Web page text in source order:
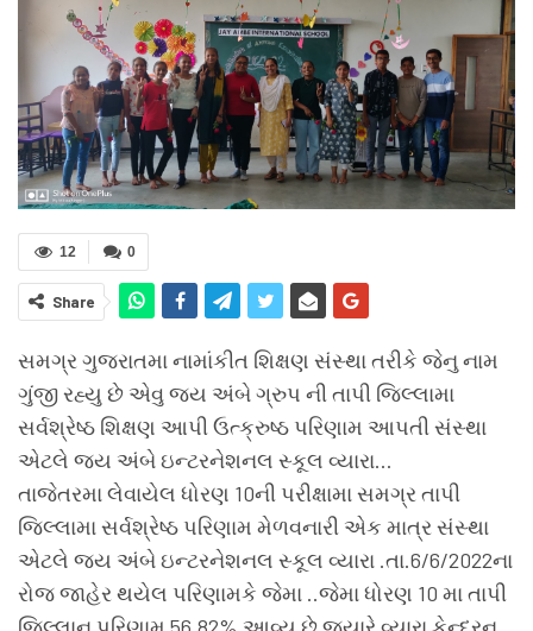
0
12
Share
સમગ્ર ગુજરાતમા નામાંકીત શિક્ષણ સંસ્થા તરીકે જેનુ નામ
ગુંજી રહ્યુ છે એવુ જય અંબે ગ્રુપ ની તાપી જિલ્લામા
સર્વશ્રેષ્ઠ શિક્ષણ આપી ઉત્ક્રુષ્ઠ પરિણામ આપતી સંસ્થા
એટલે જય અંબે ઇન્ટરનેશનલ સ્કૂલ વ્યારા…
તાજેતરમા લેવાયેલ ધોરણ 10ની પરીક્ષામા સમગ્ર તાપી
જિલ્લામા સર્વશ્રેષ્ઠ પરિણામ મેળવનારી એક માત્ર સંસ્થા
એટલે જય અંબે ઇન્ટરનેશનલ સ્કૂલ વ્યારા .તા.6/6/2022ના
રોજ જાહેર થયેલ પરિણામકે જેમા ..જેમા ધોરણ 10 મા તાપી